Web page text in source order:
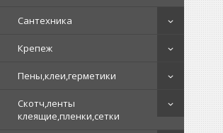
Сантехника
Крепеж
Пены,клеи,герметики
Скотч,ленты
клеящие,пленки,сетки